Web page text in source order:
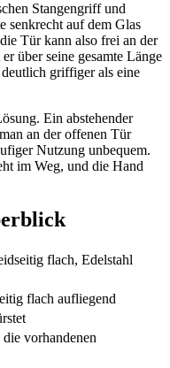
Stangengriff und
senkrecht auf dem Glas
Tür kann also frei an der
über seine gesamte Länge
griffiger als eine
Ein abstehender
an der offenen Tür
Nutzung unbequem.
im Weg, und die Hand
flach, Edelstahl
flach aufliegend
vorhandenen